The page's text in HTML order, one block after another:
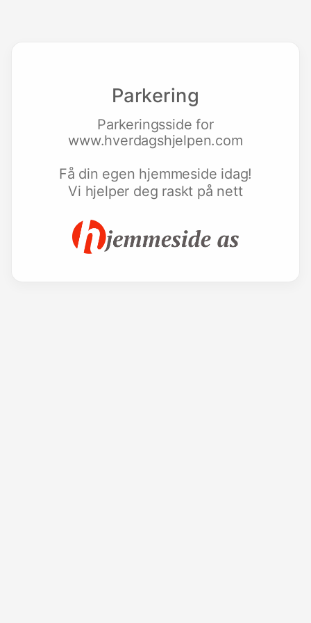
Parkering
Parkeringsside for
www.hverdagshjelpen.com
Få din egen hjemmeside idag!
Vi hjelper deg raskt på nett